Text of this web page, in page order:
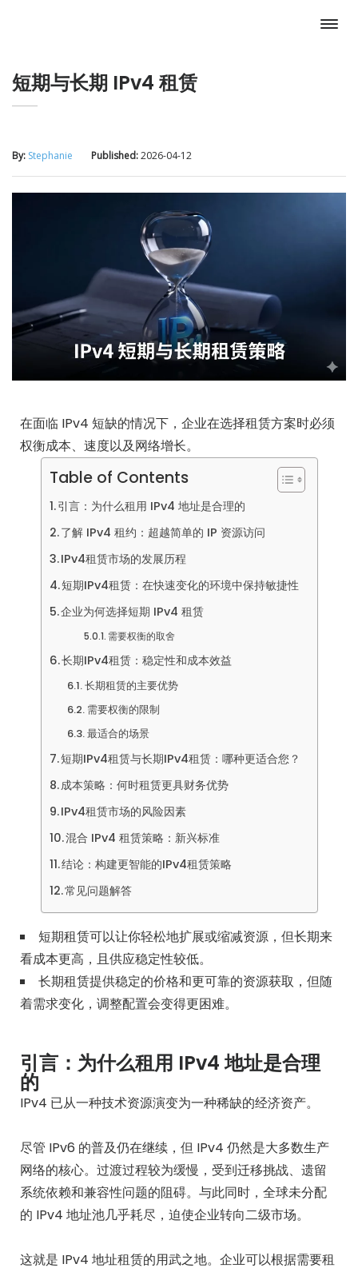
短期与长期 IPv4 租赁
By: Stephanie Published:2026-04-12
在面临 IPv4 短缺的情况下，企业在选择租赁方案时必须
权衡成本、速度以及网络增长。
Table of Contents
引言：为什么租用 IPv4 地址是合理的
了解 IPv4 租约：超越简单的 IP 资源访问
IPv4租赁市场的发展历程
短期IPv4租赁：在快速变化的环境中保持敏捷性
企业为何选择短期 IPv4 租赁
需要权衡的取舍
长期IPv4租赁：稳定性和成本效益
长期租赁的主要优势
需要权衡的限制
最适合的场景
短期IPv4租赁与长期IPv4租赁：哪种更适合您？
成本策略：何时租赁更具财务优势
IPv4租赁市场的风险因素
混合 IPv4 租赁策略：新兴标准
结论：构建更智能的IPv4租赁策略
常见问题解答
短期租赁可以让你轻松地扩展或缩减资源，但长期来
看成本更高，且供应稳定性较低。
长期租赁提供稳定的价格和更可靠的资源获取，但随
着需求变化，调整配置会变得更困难。
引言：为什么租用 IPv4 地址是合理
的
IPv4 已从一种技术资源演变为一种稀缺的经济资产。
尽管 IPv6 的普及仍在继续，但 IPv4 仍然是大多数生产
网络的核心。过渡过程较为缓慢，受到迁移挑战、遗留
系统依赖和兼容性问题的阻碍。与此同时，全球未分配
的 IPv4 地址池几乎耗尽，迫使企业转向二级市场。
这就是 IPv4 地址租赁的用武之地。企业可以根据需要租